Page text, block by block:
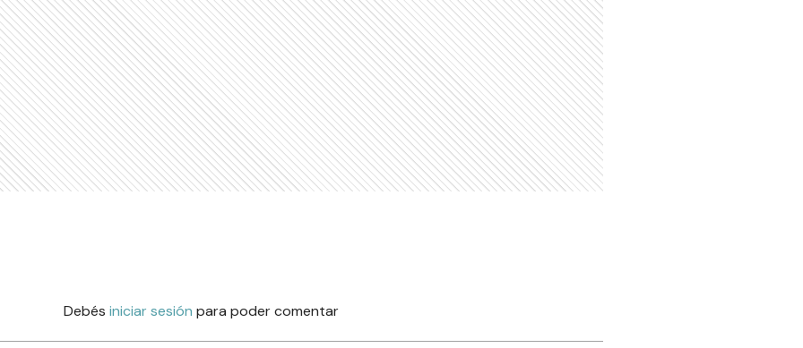
Debés iniciar sesión para poder comentar